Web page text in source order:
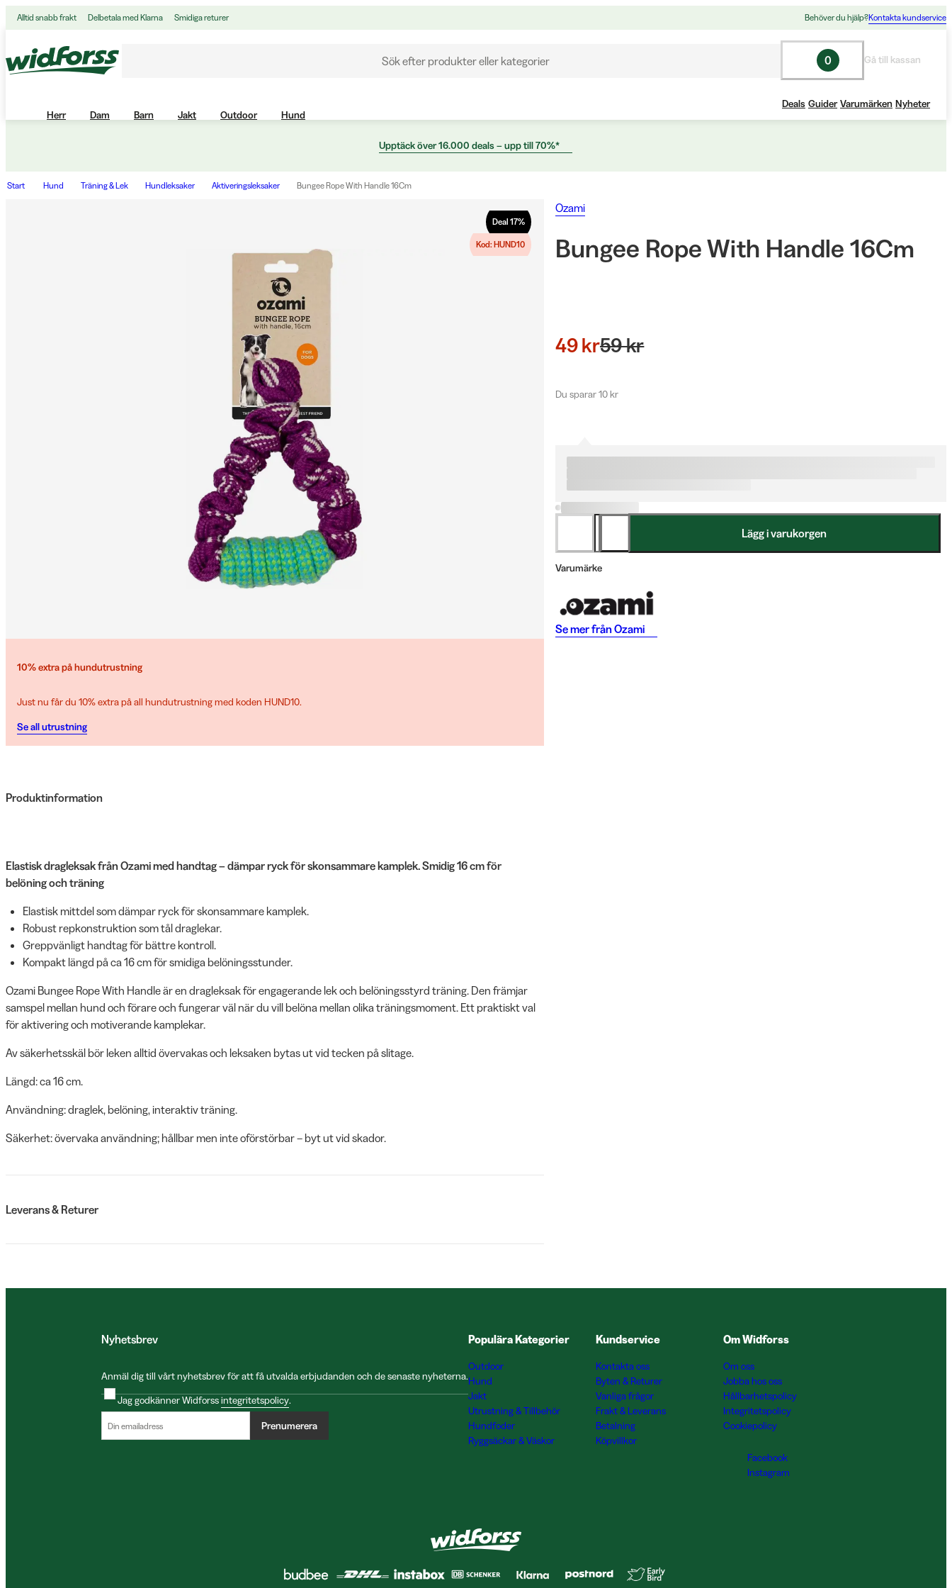
Alltid snabb frakt Delbetala med Klarna Smidiga returer Behöver du hjälp?Kontakta kundservice
Sök efter produkter eller kategorier 0 Gå till kassan
Herr Dam Barn Jakt Outdoor Hund
Deals Guider Varumärken Nyheter
Upptäck över 16.000 deals – upp till 70%*
Start Hund Träning & Lek Hundleksaker Aktiveringsleksaker Bungee Rope With Handle 16Cm
Deal 17%
Kod: HUND10
10% extra på hundutrustning
Just nu får du 10% extra på all hundutrustning med koden HUND10.
Se all utrustning
Produktinformation
Elastisk dragleksak från Ozami med handtag – dämpar ryck för skonsammare kamplek. Smidig 16 cm för
belöning och träning
Elastisk mittdel som dämpar ryck för skonsammare kamplek.
Robust repkonstruktion som tål draglekar.
Greppvänligt handtag för bättre kontroll.
Kompakt längd på ca 16 cm för smidiga belöningsstunder.
Ozami Bungee Rope With Handle är en dragleksak för engagerande lek och belöningsstyrd träning. Den främjar
samspel mellan hund och förare och fungerar väl när du vill belöna mellan olika träningsmoment. Ett praktiskt val
för aktivering och motiverande kamplekar.
Av säkerhetsskäl bör leken alltid övervakas och leksaken bytas ut vid tecken på slitage.
Längd: ca 16 cm.
Användning: draglek, belöning, interaktiv träning.
Säkerhet: övervaka användning; hållbar men inte oförstörbar – byt ut vid skador.
Leverans & Returer
Ozami
Bungee Rope With Handle 16Cm
49 kr59 kr
Du sparar 10 kr
Lägg i varukorgen
Varumärke
Se mer frånOzami
Nyhetsbrev
Anmäl dig till vårt nyhetsbrev för att få utvalda erbjudanden och de senaste nyheterna.
Jag godkänner Widforssintegritetspolicy.
Prenumerera
Populära Kategorier
Outdoor
Hund
Jakt
Utrustning & Tillbehör
Hundfoder
Ryggsäckar & Väskor
Kundservice
Kontakta oss
Byten & Returer
Vanliga frågor
Frakt & Leverans
Betalning
Köpvillkor
Om Widforss
Om oss
Jobba hos oss
Hållbarhetspolicy
Integritetspolicy
Cookiepolicy
Facebook
Instagram